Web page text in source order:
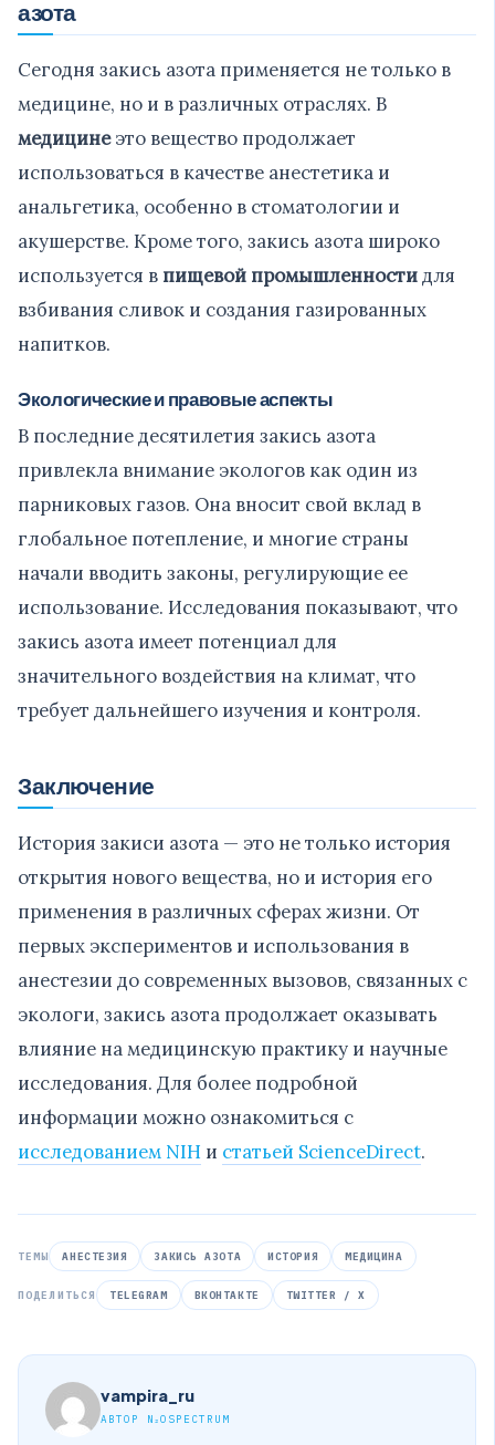
азота
Сегодня закись азота применяется не только в
медицине, но и в различных отраслях. В
медицинеэто вещество продолжает
использоваться в качестве анестетика и
анальгетика, особенно в стоматологии и
акушерстве. Кроме того, закись азота широко
используется в пищевой промышленностидля
взбивания сливок и создания газированных
напитков.
Экологические и правовые аспекты
В последние десятилетия закись азота
привлекла внимание экологов как один из
парниковых газов. Она вносит свой вклад в
глобальное потепление, и многие страны
начали вводить законы, регулирующие ее
использование. Исследования показывают, что
закись азота имеет потенциал для
значительного воздействия на климат, что
требует дальнейшего изучения и контроля.
Заключение
История закиси азота — это не только история
открытия нового вещества, но и история его
применения в различных сферах жизни. От
первых экспериментов и использования в
анестезии до современных вызовов, связанных с
экологи, закись азота продолжает оказывать
влияние на медицинскую практику и научные
исследования. Для более подробной
информации можно ознакомиться с
исследованием NIH и статьей ScienceDirect.
ТЕМЫ АНЕСТЕЗИЯ ЗАКИСЬ АЗОТА ИСТОРИЯ МЕДИЦИНА
ПОДЕЛИТЬСЯ TELEGRAM ВКОНТАКТЕ TWITTER / X
vampira_ru
АВТОР N₂OSPECTRUM